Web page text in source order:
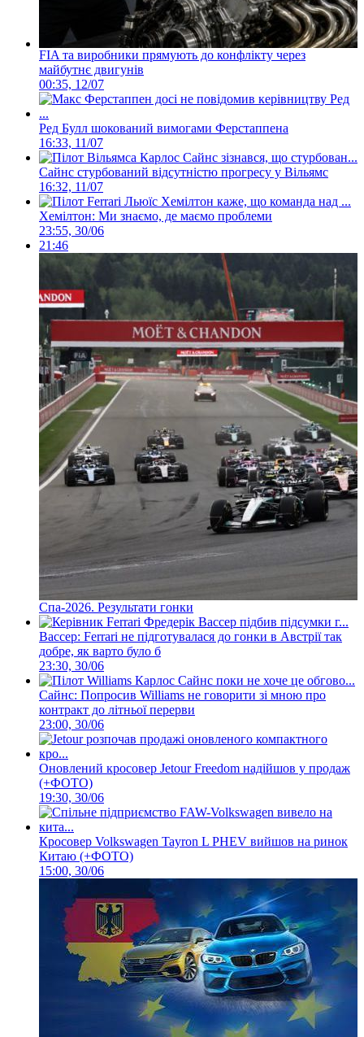
FIA та виробники прямують до конфлікту через
майбутнє двигунів
00:35, 12/07
Ред Булл шокований вимогами Ферстаппена
16:33, 11/07
Сайнс стурбований відсутністю прогресу у Вільямс
16:32, 11/07
Хемілтон: Ми знаємо, де маємо проблеми
23:55, 30/06
21:46
Спа-2026. Результати гонки
Вассер: Ferrari не підготувалася до гонки в Австрії так
добре, як варто було б
23:30, 30/06
Сайнс: Попросив Williams не говорити зі мною про
контракт до літньої перерви
23:00, 30/06
Оновлений кросовер Jetour Freedom надійшов у продаж
(+ФОТО)
19:30, 30/06
Кросовер Volkswagen Tayron L PHEV вийшов на ринок
Китаю (+ФОТО)
15:00, 30/06